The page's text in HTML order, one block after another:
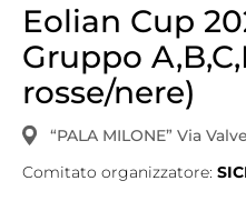
Atleti Parataekwondo
Competizioni
Tesseramento
Licenze WT
Eolian Cup
Gruppo
rosse/nere)
“PALA MILONE” Via
Comitato organizzatore: